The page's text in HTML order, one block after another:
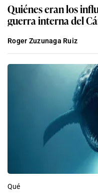
Quiénes eran los
guerra interna del
Roger Zuzunaga Ruiz
Qué